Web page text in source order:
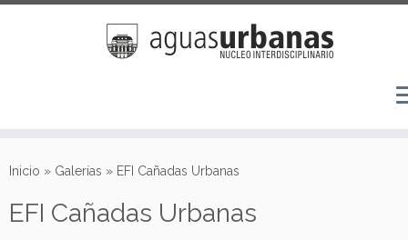
Inicio » Galerías » EFI Cañadas Urbanas
EFI Cañadas Urbanas